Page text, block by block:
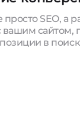
SEO, а
вашим сайтом,
в